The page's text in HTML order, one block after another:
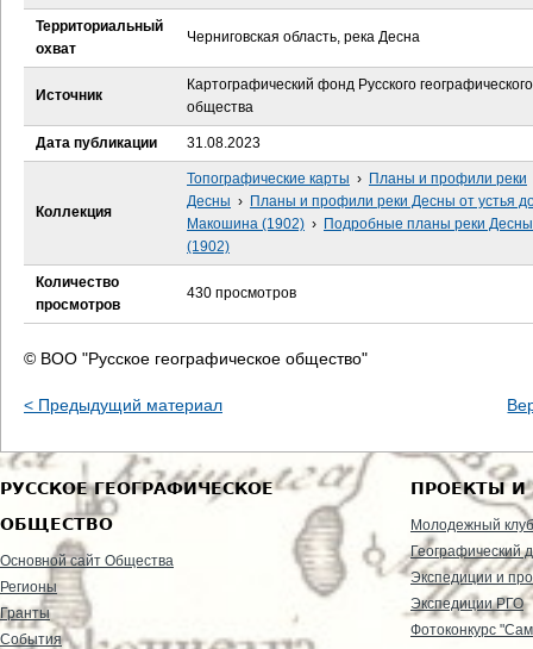
с
ь
Территориальный
охват
Черниговская область, река Десна
Источник
Картографический фонд Русского географического
общества
Дата публикации 31.08.2023
Коллекция
Топографические карты › Планы и профили реки
Десны › Планы и профили реки Десны от устья
Макошина (1902) › Подробные планы реки Десны
(1902)
Количество
просмотров
430 просмотров
© ВОО "Русское географическое общество"
< Предыдущий материал
РУССКОЕ ГЕОГРАФИЧЕСКОЕ
ОБЩЕСТВО
Основной сайт Общества
Регионы
Гранты
События
ПРОЕКТЫ И
Молодежный клуб
Географический
Экспедиции и
Экспедиции РГО
Фотоконкурс